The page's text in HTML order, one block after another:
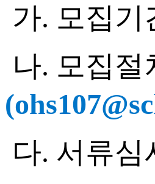
가. 모집기
나. 모집절
다. 서류심